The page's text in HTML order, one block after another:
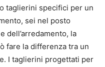
taglierini specifici per un
sei nel posto
dell’arredamento, la
fare la differenza tra un
I taglierini progettati per